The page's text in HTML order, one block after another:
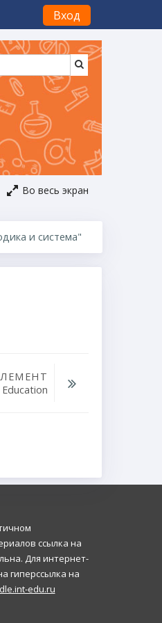
Вход
Во весь экран
и система"
ссылка на
Для интернет-
гиперссылка на
edu.ru